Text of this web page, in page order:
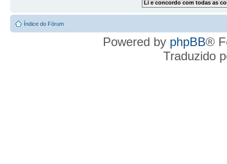
Índice do Fórum
Powered by phpBB®
Traduzido